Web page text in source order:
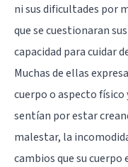
ni sus dificultades por
que se cuestionaran
capacidad para cuidar
Muchas de ellas
cuerpo o aspecto
sentían por estar
malestar, la
cambios que su cuerpo